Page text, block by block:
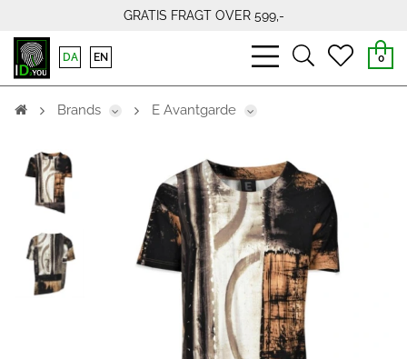
GRATIS FRAGT OVER 599,-
bars
light
searchheart
0
DA EN
Brands E Avantgarde